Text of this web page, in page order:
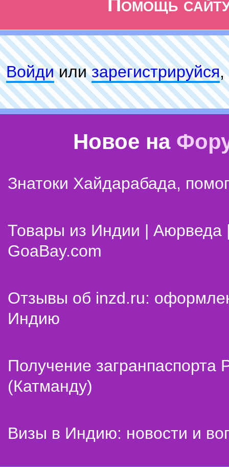
Помощь
Войдиилизарeгиcтpируйся,
Новое на
Знатоки Хайдарабада,
Товары из Индии | Аюрведа
GoaBay.com
Отзывы об inzd.ru:
Индию
Получение
(Катманду)
Визы в Индию: новости и